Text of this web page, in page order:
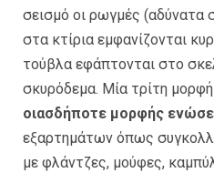
σεισμό οι ρωγμές (αδύνατα
στα κτίρια εμφανίζονται
τούβλα εφάπτονται στο
σκυρόδεμα. Μία τρίτη μορφή
οιασδήποτε μορφής
εξαρτημάτων όπως
με φλάντζες, μούφες,